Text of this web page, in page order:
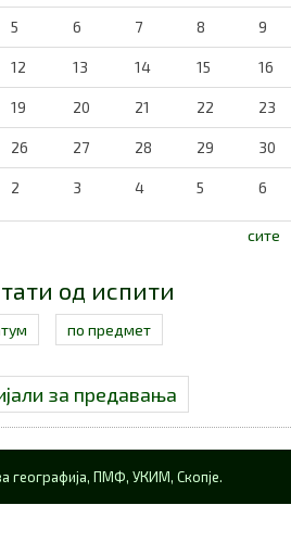
5 6 7 8 9
12 13 14 15 16
19 20 21 22 23
26 27 28 29 30
2 3 4 5 6
сите
од испити
по предмет
за предавања
географија, ПМФ, УКИМ, Скопје.